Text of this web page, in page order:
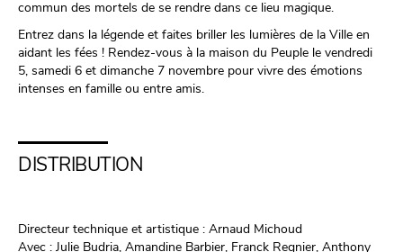
commun des mortels de se rendre dans ce lieu magique.
Entrez dans la légende et faites briller les lumières de la Ville en
aidant les fées ! Rendez-vous à la maison du Peuple le vendredi
5, samedi 6 et dimanche 7 novembre pour vivre des émotions
intenses en famille ou entre amis.
DISTRIBUTION
Directeur technique et artistique : Arnaud Michoud
Avec : Julie Budria, Amandine Barbier, Franck Regnier, Anthony